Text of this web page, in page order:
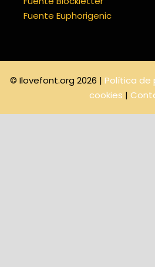
Fuente Euphorigenic
© Ilovefont.org 2026 | Política de
cookies |